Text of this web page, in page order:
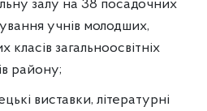
залу на 38 посадочних
учнів молодших,
класів загальноосвітніх
району;
виставки, літературні